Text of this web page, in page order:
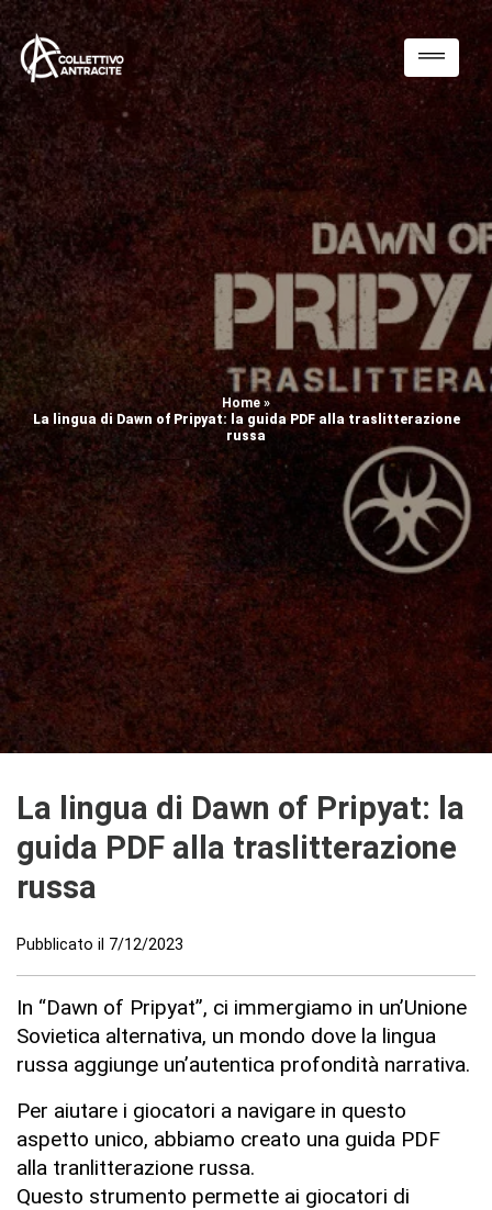
Home »
La lingua di Dawn of Pripyat: la guida PDF alla traslitterazione
russa
La lingua di Dawn of Pripyat: la
guida PDF alla traslitterazione
russa
Pubblicato il 7/12/2023
In “Dawn of Pripyat”, ci immergiamo in un’Unione
Sovietica alternativa, un mondo dove la lingua
russa aggiunge un’autentica profondità narrativa.
Per aiutare i giocatori a navigare in questo
aspetto unico, abbiamo creato una guida PDF
alla tranlitterazione russa.
Questo strumento permette ai giocatori di